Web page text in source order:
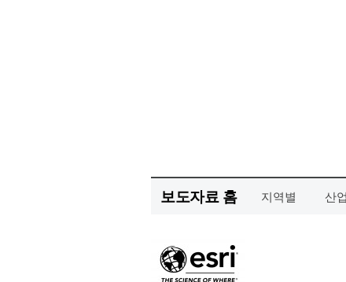
보도자료 홈 지역별 산